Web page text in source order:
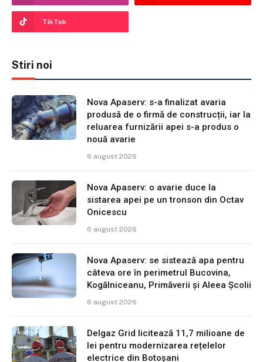
TikTok
Stiri noi
Nova Apaserv: s-a finalizat avaria
produsă de o firmă de construcții, iar la
reluarea furnizării apei s-a produs o
nouă avarie
6 august 2026
Nova Apaserv: o avarie duce la
sistarea apei pe un tronson din Octav
Onicescu
6 august 2026
Nova Apaserv: se sistează apa pentru
câteva ore în perimetrul Bucovina,
Kogălniceanu, Primăverii și Aleea Școlii
6 august 2026
Delgaz Grid licitează 11,7 milioane de
lei pentru modernizarea rețelelor
electrice din Botoșani